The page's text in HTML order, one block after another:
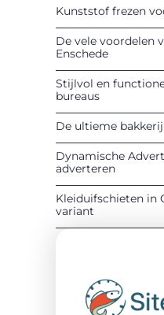
Kunststof frezen
De vele voordelen
Enschede
Stijlvol en
bureaus
De ultieme
Dynamische
adverteren
Kleiduifschieten in
variant